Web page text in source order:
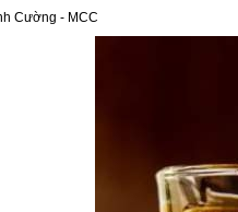
Cường - MCC